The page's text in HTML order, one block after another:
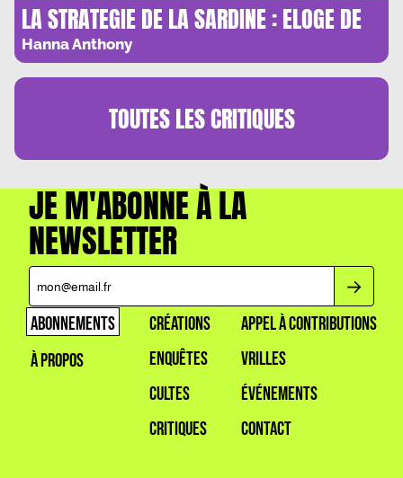
LA STRATEGIE DE LA SARDINE : ELOGE DE
LA DIFFERENCE
Hanna Anthony
TOUTES LESCRITIQUES
JE M'ABONNE À LA
NEWSLETTER
ABONNEMENTS
À PROPOS
CRÉATIONS
ENQUÊTES
CULTES
CRITIQUES
APPEL À CONTRIBUTIONS
VRILLES
ÉVÉNEMENTS
CONTACT